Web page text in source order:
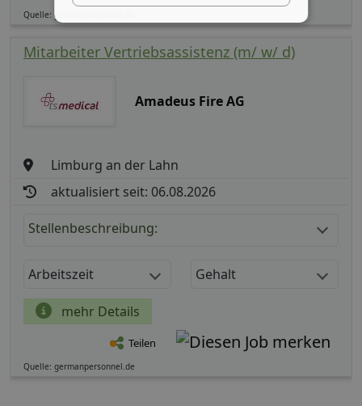
Quelle: germanpersonnel.de
Mitarbeiter Vertriebsassistenz (m/ w/ d)
Amadeus Fire AG
Limburg an der Lahn
aktualisiert seit: 06.08.2026
Stellenbeschreibung:
Arbeitszeit Gehalt
mehr Details
Teilen
Quelle: germanpersonnel.de